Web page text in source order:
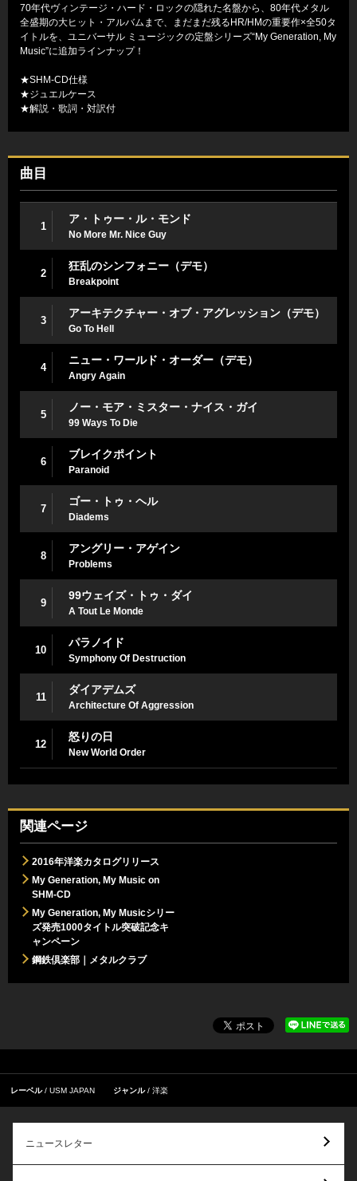
70年代ヴィンテージ・ハード・ロックの隠れた名盤から、80年代メタル
全盛期の大ヒット・アルバムまで、まだまだ残るHR/HMの重要作×全50タ
イトルを、ユニバーサル ミュージックの定盤シリーズ“My Generation, My
Music”に追加ラインナップ！
★SHM-CD仕様
★ジュエルケース
★解説・歌詞・対訳付
曲目
1
ア・トゥー・ル・モンド
No More Mr. Nice Guy
2
狂乱のシンフォニー（デモ）
Breakpoint
3
アーキテクチャー・オブ・アグレッション（デモ）
Go To Hell
4
ニュー・ワールド・オーダー（デモ）
Angry Again
5
ノー・モア・ミスター・ナイス・ガイ
99 Ways To Die
6
ブレイクポイント
Paranoid
7
ゴー・トゥ・ヘル
Diadems
8
アングリー・アゲイン
Problems
9
99ウェイズ・トゥ・ダイ
A Tout Le Monde
10
パラノイド
Symphony Of Destruction
11
ダイアデムズ
Architecture Of Aggression
12
怒りの日
New World Order
関連ページ
2016年洋楽カタログリリース
My Generation, My Music on
SHM-CD
My Generation, My Musicシリー
ズ発売1000タイトル突破記念キ
ャンペーン
鋼鉄倶楽部｜メタルクラブ
レーベル USM JAPAN ジャンル 洋楽
ニュースレター